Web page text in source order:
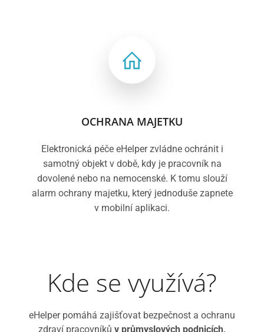
OCHRANA MAJETKU
Elektronická péče eHelper zvládne ochránit i
samotný objekt v době, kdy je pracovník na
dovolené nebo na nemocenské. K tomu slouží
alarm ochrany majetku, který jednoduše zapnete
v mobilní aplikaci.
Kde se využívá?
eHelper pomáhá zajišťovat bezpečnost a ochranu
zdraví pracovníků v průmyslových podnicích,